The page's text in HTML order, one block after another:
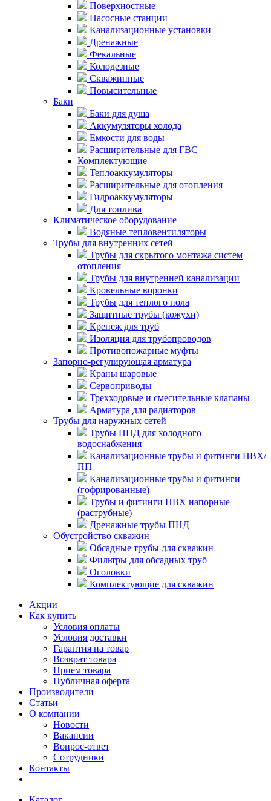
Поверхностные
Насосные станции
Канализационные установки
Дренажные
Фекальные
Колодезные
Скважинные
Повысительные
Баки
Баки для душа
Аккумуляторы холода
Емкости для воды
Расширительные для ГВС
Комплектующие
Теплоаккумуляторы
Расширительные для отопления
Гидроаккумуляторы
Для топлива
Климатическое оборудование
Водяные тепловентиляторы
Трубы для внутренних сетей
Трубы для скрытого монтажа систем
отопления
Трубы для внутренней канализации
Кровельные воронки
Трубы для теплого пола
Защитные трубы (кожухи)
Крепеж для труб
Изоляция для трубопроводов
Противопожарные муфты
Запорно-регулирующая арматура
Краны шаровые
Сервоприводы
Трехходовые и смесительные клапаны
Арматура для радиаторов
Трубы для наружных сетей
Трубы ПНД для холодного
водоснабжения
Канализационные трубы и фитинги ПВХ/
ПП
Канализационные трубы и фитинги
(гофрированные)
Трубы и фитинги ПВХ напорные
(раструбные)
Дренажные трубы ПНД
Обустройство скважин
Обсадные трубы для скважин
Фильтры для обсадных труб
Оголовки
Комплектующие для скважин
Акции
Как купить
Условия оплаты
Условия доставки
Гарантия на товар
Возврат товара
Прием товара
Публичная оферта
Производители
Статьи
О компании
Новости
Вакансии
Вопрос-ответ
Сотрудники
Контакты